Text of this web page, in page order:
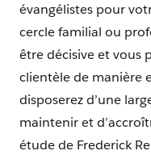
évangélistes pour
cercle familial ou
être décisive et vous
clientèle de manière
disposerez d’une
maintenir et
étude de Frederick